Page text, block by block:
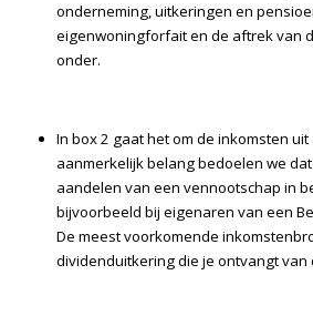
onderneming, uitkeringen en
eigenwoningforfait en de aftrek van
onder.
In box 2 gaat het om de inkomsten
aanmerkelijk belang bedoelen we
aandelen van een vennootschap in
bijvoorbeeld bij eigenaren van een
De meest voorkomende
dividenduitkering die je ontvangt van